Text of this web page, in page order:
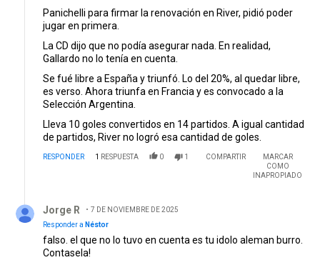
Panichelli para firmar la renovación en River, pidió poder
jugar en primera.
La CD dijo que no podía asegurar nada. En realidad,
Gallardo no lo tenía en cuenta.
Se fué libre a España y triunfó. Lo del 20%, al quedar libre,
es verso. Ahora triunfa en Francia y es convocado a la
Selección Argentina.
Lleva 10 goles convertidos en 14 partidos. A igual cantidad
de partidos, River no logró esa cantidad de goles.
RESPONDER 1 RESPUESTA 0 1 COMPARTIR
MARCAR
COMO
INAPROPIADO
Jorge R
7 DE NOVIEMBRE DE 2025
Responder a Néstor
falso. el que no lo tuvo en cuenta es tu idolo aleman burro.
Contasela!